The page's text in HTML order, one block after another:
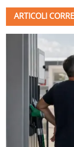
ARTICOLI